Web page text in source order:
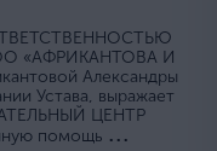
«АФРИКАНТОВА И
Александры
Устава, выражает
ЦЕНТР
помощь ...